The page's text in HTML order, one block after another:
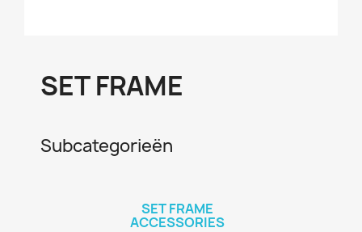
SET FRAME
Subcategorieën
SET FRAME
ACCESSORIES